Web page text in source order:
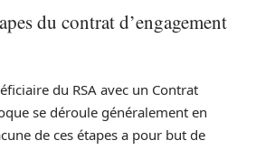
du contrat d’engagement
du RSA avec un Contrat
se déroule généralement en
de ces étapes a pour but de